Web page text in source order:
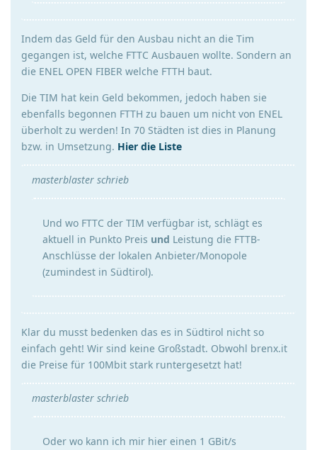
Indem das Geld für den Ausbau nicht an die Tim
gegangen ist, welche FTTC Ausbauen wollte. Sondern an
die ENEL OPEN FIBER welche FTTH baut.
Die TIM hat kein Geld bekommen, jedoch haben sie
ebenfalls begonnen FTTH zu bauen um nicht von ENEL
überholt zu werden! In 70 Städten ist dies in Planung
bzw. in Umsetzung. Hier die Liste
masterblaster schrieb
Und wo FTTC der TIM verfügbar ist, schlägt es
aktuell in Punkto Preis und Leistung die FTTB-
Anschlüsse der lokalen Anbieter/Monopole
(zumindest in Südtirol).
Klar du musst bedenken das es in Südtirol nicht so
einfach geht! Wir sind keine Großstadt. Obwohl brenx.it
die Preise für 100Mbit stark runtergesetzt hat!
masterblaster schrieb
Oder wo kann ich mir hier einen 1 GBit/s